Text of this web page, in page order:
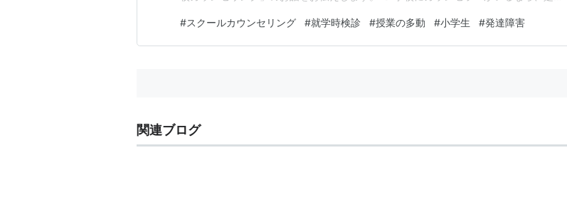
問題はなかった 授業中の立ち歩きが目立つように カウンセリング初心者におすすめ
「スクールカウンセリング」 カウンセリン…
#スクールカウンセリング #就学時検診 #授業の多動 #小学生 #発達障害
関連ブログ